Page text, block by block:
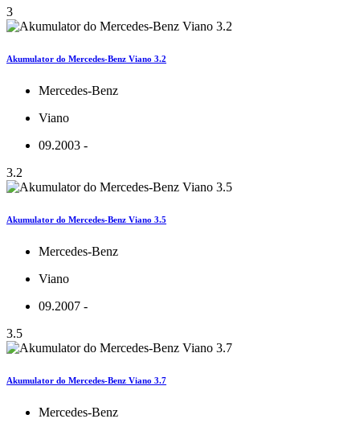
3
Akumulator do Mercedes-Benz Viano 3.2
Mercedes-Benz
Viano
09.2003 -
3.2
Akumulator do Mercedes-Benz Viano 3.5
Mercedes-Benz
Viano
09.2007 -
3.5
Akumulator do Mercedes-Benz Viano 3.7
Mercedes-Benz